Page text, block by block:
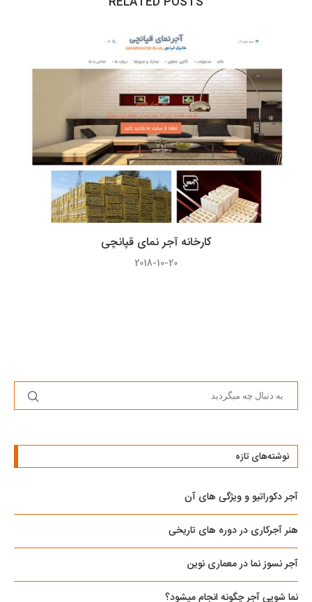
کارخانه آجر نمای قپانچی
2018-10-20
نوشته‌های تازه
آجر دکوراتیو و ویژگی های آن
هنر آجرکاری در دوره های تاریخی
آجر نسوز نما در معماری نوین
نما شویی آجر چگونه انجام میشود؟